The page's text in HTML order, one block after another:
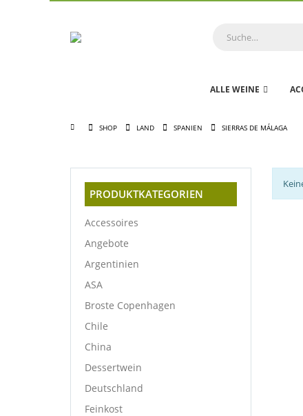
ALLE WEINE
SHOP LAND SPANIEN SIERRAS DE MÁLAGA
PRODUKTKATEGORIEN
Accessoires
Angebote
Argentinien
ASA
Broste Copenhagen
Chile
China
Dessertwein
Deutschland
Feinkost